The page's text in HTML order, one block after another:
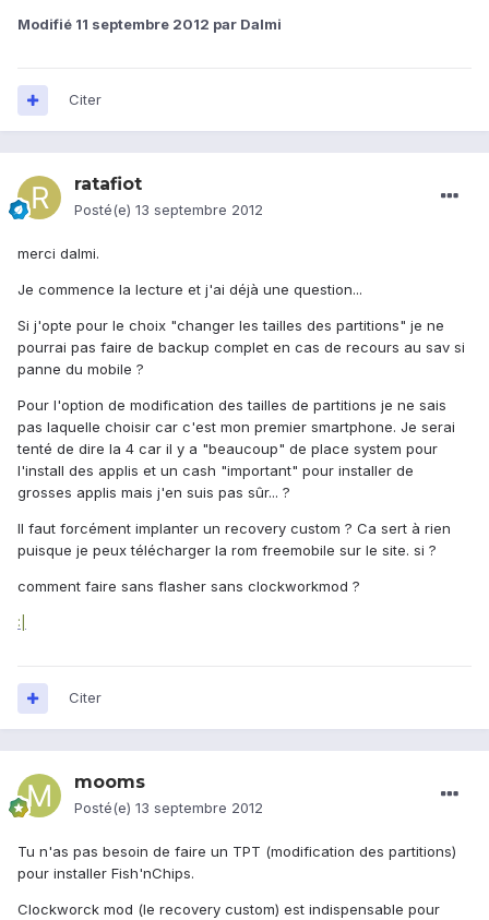
Modifié 11 septembre 2012 par Dalmi
Citer
ratafiot
Posté(e) 13 septembre 2012
merci dalmi.
Je commence la lecture et j'ai déjà une question...
Si j'opte pour le choix "changer les tailles des partitions" je ne
pourrai pas faire de backup complet en cas de recours au sav si
panne du mobile ?
Pour l'option de modification des tailles de partitions je ne sais
pas laquelle choisir car c'est mon premier smartphone. Je serai
tenté de dire la 4 car il y a "beaucoup" de place system pour
l'install des applis et un cash "important" pour installer de
grosses applis mais j'en suis pas sûr... ?
Il faut forcément implanter un recovery custom ? Ca sert à rien
puisque je peux télécharger la rom freemobile sur le site. si ?
comment faire sans flasher sans clockworkmod ?
:|
Citer
mooms
Posté(e) 13 septembre 2012
Tu n'as pas besoin de faire un TPT (modification des partitions)
pour installer Fish'nChips.
Clockworck mod (le recovery custom) est indispensable pour